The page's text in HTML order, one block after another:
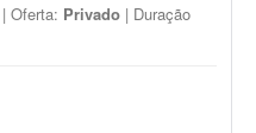
| Oferta: Privado | Duração